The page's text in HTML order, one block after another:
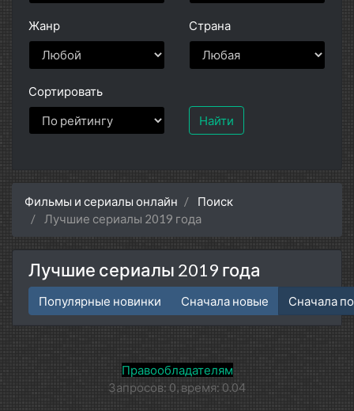
Жанр Страна
Сортировать
Найти
Фильмы и сериалы онлайн
Поиск
Лучшие сериалы 2019 года
Лучшие сериалы 2019 года
Популярные новинки Сначала новые Сначала
Правообладателям
Запросов: 0, время: 0.04